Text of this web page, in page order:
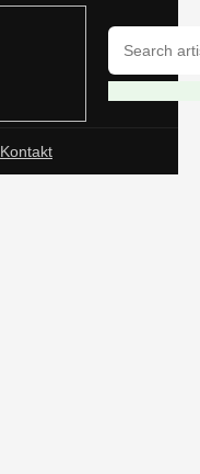
Kontakt